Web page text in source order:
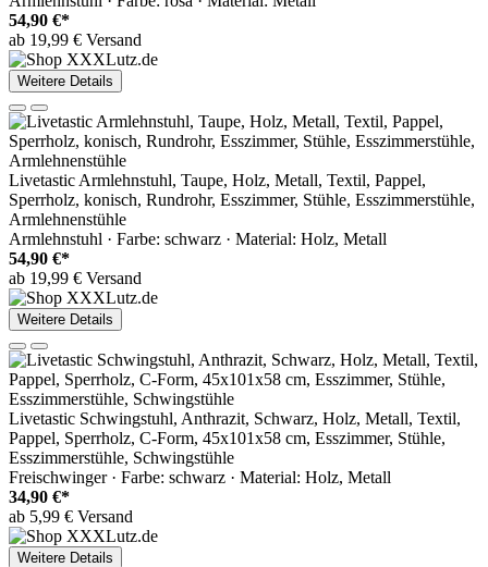
54,90 €*
ab 19,99 € Versand
Weitere Details
Livetastic Armlehnstuhl, Taupe, Holz, Metall, Textil, Pappel,
Sperrholz, konisch, Rundrohr, Esszimmer, Stühle, Esszimmerstühle,
Armlehnenstühle
Armlehnstuhl · Farbe: schwarz · Material: Holz, Metall
54,90 €*
ab 19,99 € Versand
Weitere Details
Livetastic Schwingstuhl, Anthrazit, Schwarz, Holz, Metall, Textil,
Pappel, Sperrholz, C-Form, 45x101x58 cm, Esszimmer, Stühle,
Esszimmerstühle, Schwingstühle
Freischwinger · Farbe: schwarz · Material: Holz, Metall
34,90 €*
ab 5,99 € Versand
Weitere Details